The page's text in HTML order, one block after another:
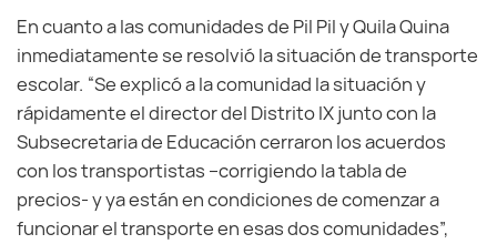
En cuanto a las comunidades de Pil Pil y Quila Quina
inmediatamente se resolvió la situación de transporte
escolar. “Se explicó a la comunidad la situación y
rápidamente el director del Distrito IX junto con la
Subsecretaria de Educación cerraron los acuerdos
con los transportistas –corrigiendo la tabla de
precios- y ya están en condiciones de comenzar a
funcionar el transporte en esas dos comunidades”,